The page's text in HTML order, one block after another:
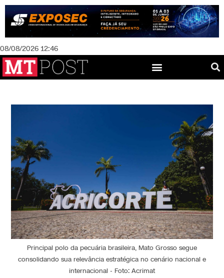
08/08/2026 12:46
Principal polo da pecuária brasileira, Mato Grosso segue
consolidando sua relevância estratégica no cenário nacional e
internacional - Foto: Acrimat